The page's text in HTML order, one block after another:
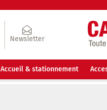
Newsletter
Accueil & stationnement